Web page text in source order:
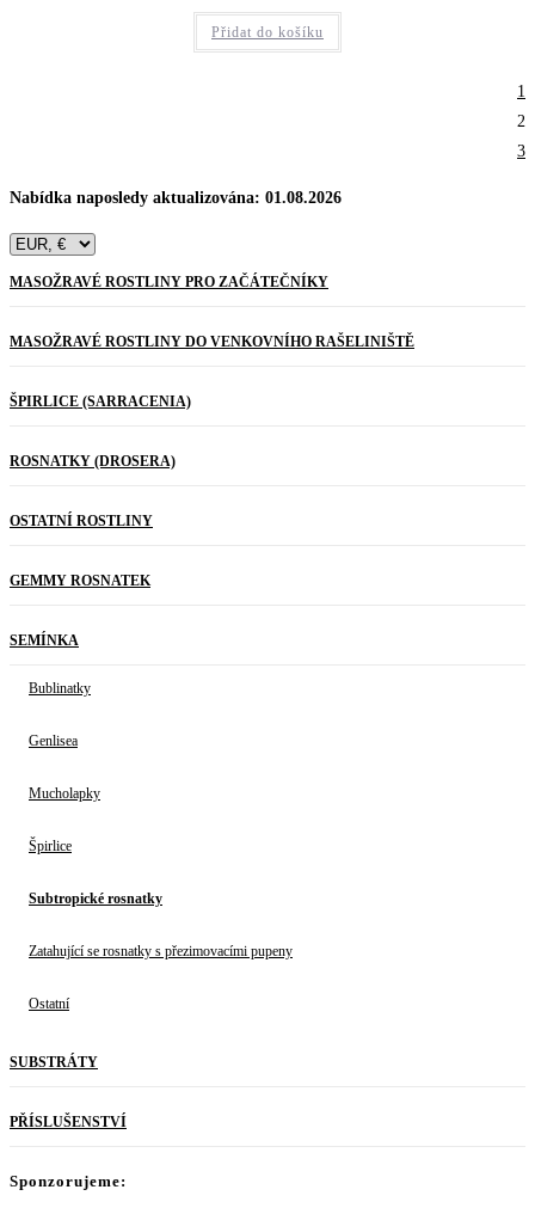
Přidat do košíku
1
2
3
Nabídka naposledy aktualizována: 01.08.2026
MASOŽRAVÉ ROSTLINY PRO ZAČÁTEČNÍKY
MASOŽRAVÉ ROSTLINY DO VENKOVNÍHO RAŠELINIŠTĚ
ŠPIRLICE (SARRACENIA)
ROSNATKY (DROSERA)
OSTATNÍ ROSTLINY
GEMMY ROSNATEK
SEMÍNKA
Bublinatky
Genlisea
Mucholapky
Špirlice
Subtropické rosnatky
Zatahující se rosnatky s přezimovacími pupeny
Ostatní
SUBSTRÁTY
PŘÍSLUŠENSTVÍ
Sponzorujeme: